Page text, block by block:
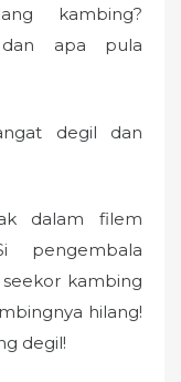
kambing?
dan apa pula
degil dan
dalam filem
pengembala
kambing
hilang!
degil!